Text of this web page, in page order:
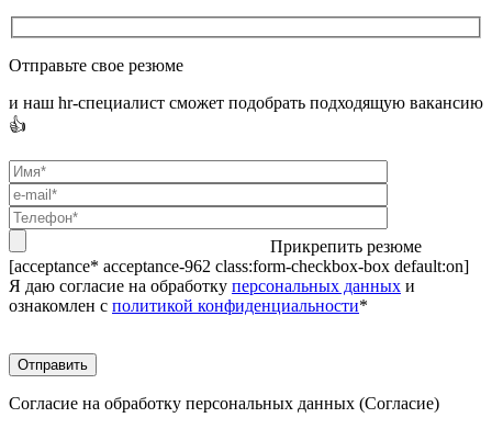
Отправьте свое резюме
и наш hr-специалист сможет подобрать подходящую вакансию
👍
Прикрепить резюме
[acceptance* acceptance-962 class:form-checkbox-box default:on]
Я даю согласие на обработку персональных данных и
ознакомлен с политикой конфиденциальности*
Согласие на обработку персональных данных (Согласие)